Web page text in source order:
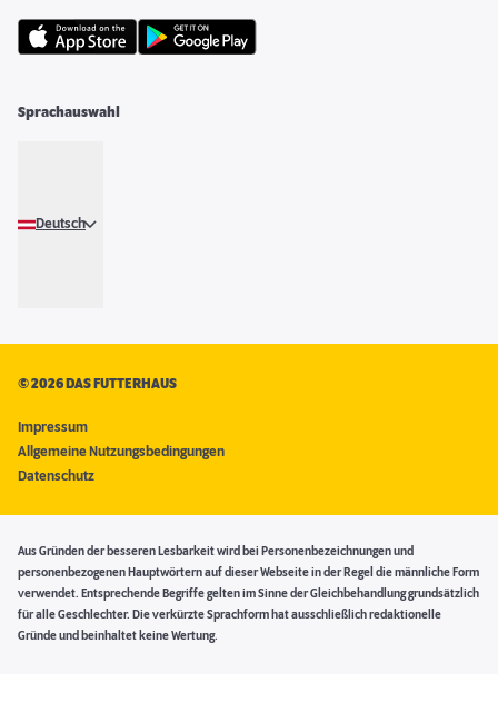
Sprachauswahl
Deutsch
©2026 DAS FUTTERHAUS
Impressum
Allgemeine Nutzungsbedingungen
Datenschutz
Aus Gründen der besseren Lesbarkeit wird bei Personenbezeichnungen und
personenbezogenen Hauptwörtern auf dieser Webseite in der Regel die männliche Form
verwendet. Entsprechende Begriffe gelten im Sinne der Gleichbehandlung grundsätzlich
für alle Geschlechter. Die verkürzte Sprachform hat ausschließlich redaktionelle
Gründe und beinhaltet keine Wertung.